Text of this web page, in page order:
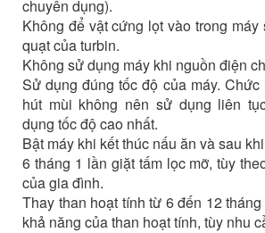
chuyên dụng).
Không để vật cứng lọt vào trong máy
quạt của turbin.
Không sử dụng máy khi nguồn điện
Sử dụng đúng tốc độ của máy. Chức
hút mùi không nên sử dụng liên
dụng tốc độ cao nhất.
Bật máy khi kết thúc nấu ăn và sau
6 tháng 1 lần giặt tấm lọc mỡ, tùy
của gia đình.
Thay than hoạt tính từ 6 đến 12
khả năng của than hoạt tính, tùy nhu